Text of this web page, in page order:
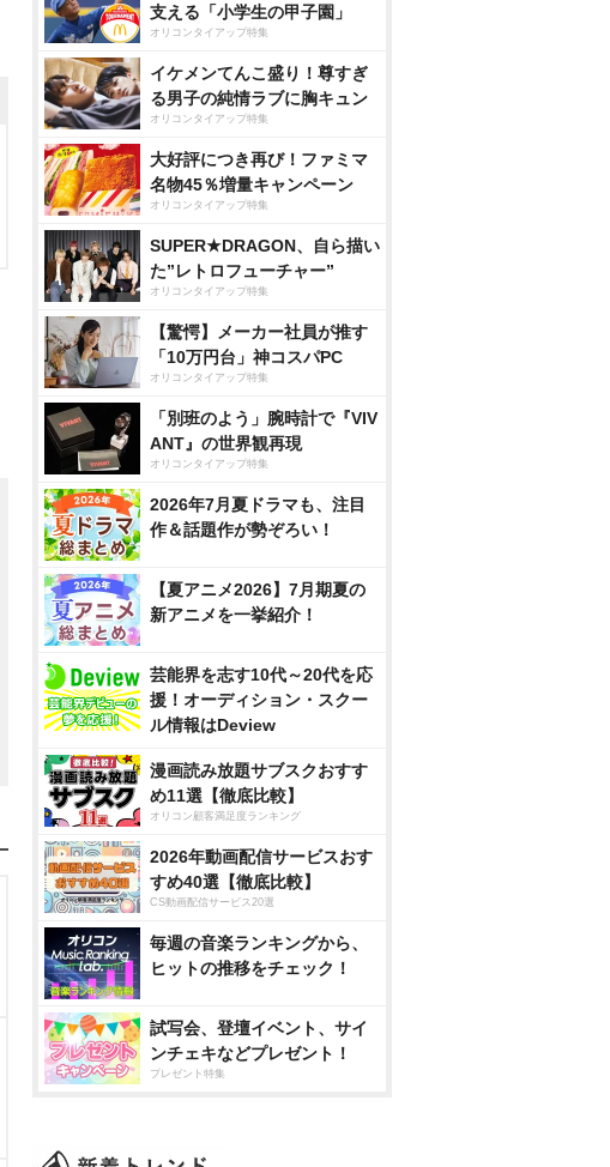
支える「小学生の甲子園」
オリコンタイアップ特集
イケメンてんこ盛り！尊すぎ
る男子の純情ラブに胸キュン
オリコンタイアップ特集
大好評につき再び！ファミマ
名物45％増量キャンペーン
オリコンタイアップ特集
SUPER★DRAGON、自ら描い
た”レトロフューチャー”
オリコンタイアップ特集
【驚愕】メーカー社員が推す
「10万円台」神コスパPC
オリコンタイアップ特集
「別班のよう」腕時計で『VIV
ANT』の世界観再現
オリコンタイアップ特集
2026年7月夏ドラマも、注目
作＆話題作が勢ぞろい！
【夏アニメ2026】7月期夏の
新アニメを一挙紹介！
芸能界を志す10代～20代を応
援！オーディション・スクー
ル情報はDeview
漫画読み放題サブスクおすす
め11選【徹底比較】
オリコン顧客満足度ランキング
2026年動画配信サービスおす
すめ40選【徹底比較】
CS動画配信サービス20選
毎週の音楽ランキングから、
ヒットの推移をチェック！
試写会、登壇イベント、サイ
ンチェキなどプレゼント！
プレゼント特集